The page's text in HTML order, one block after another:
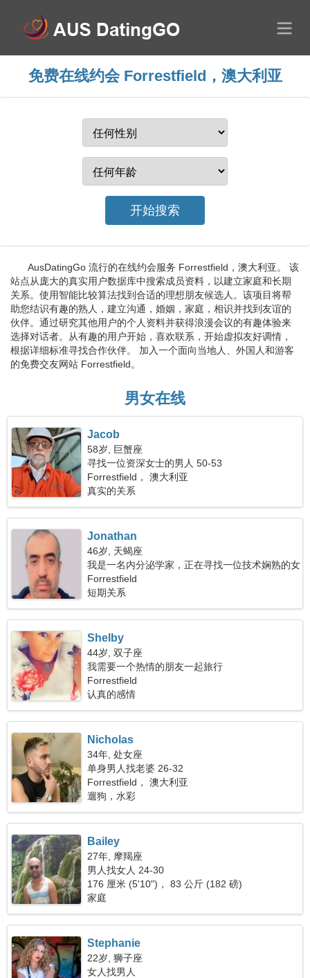
免费在线约会 Forrestfield，澳大利亚
AusDatingGo 流行的在线约会服务 Forrestfield，澳大利亚。 该
站点从庞大的真实用户数据库中搜索成员资料，以建立家庭和长期
关系。使用智能比较算法找到合适的理想朋友候选人。该项目将帮
助您结识有趣的熟人，建立沟通，婚姻，家庭，相识并找到友谊的
伙伴。通过研究其他用户的个人资料并获得浪漫会议的有趣体验来
选择对话者。从有趣的用户开始，喜欢联系，开始虚拟友好调情，
根据详细标准寻找合作伙伴。 加入一个面向当地人、外国人和游客
的免费交友网站 Forrestfield。
男女在线
Jacob
58岁, 巨蟹座
寻找一位资深女士的男人 50-53
Forrestfield， 澳大利亚
真实的关系
Jonathan
46岁, 天蝎座
我是一名内分泌学家，正在寻找一位技术娴熟的女
性
Forrestfield
短期关系
Shelby
44岁, 双子座
我需要一个热情的朋友一起旅行
Forrestfield
认真的感情
Nicholas
34年, 处女座
单身男人找老婆 26-32
Forrestfield， 澳大利亚
遛狗，水彩
Bailey
27年, 摩羯座
男人找女人 24-30
176 厘米 (5'10")， 83 公斤 (182 磅)
家庭
Stephanie
22岁, 狮子座
女人找男人